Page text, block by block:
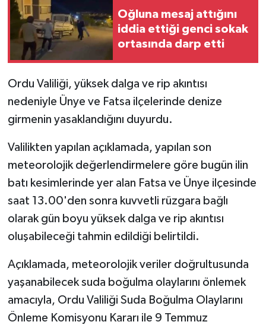
Oğluna mesaj attığını
iddia ettiği genci sokak
ortasında darp etti
Ordu Valiliği, yüksek dalga ve rip akıntısı
nedeniyle Ünye ve Fatsa ilçelerinde denize
girmenin yasaklandığını duyurdu.
Valilikten yapılan açıklamada, yapılan son
meteorolojik değerlendirmelere göre bugün ilin
batı kesimlerinde yer alan Fatsa ve Ünye ilçesinde
saat 13.00'den sonra kuvvetli rüzgara bağlı
olarak gün boyu yüksek dalga ve rip akıntısı
oluşabileceği tahmin edildiği belirtildi.
Açıklamada, meteorolojik veriler doğrultusunda
yaşanabilecek suda boğulma olaylarını önlemek
amacıyla, Ordu Valiliği Suda Boğulma Olaylarını
Önleme Komisyonu Kararı ile 9 Temmuz